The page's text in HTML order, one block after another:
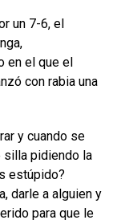
un 7-6, el
en el que el
con rabia una
y cuando se
silla pidiendo la
estúpido?
darle a alguien y
para que le